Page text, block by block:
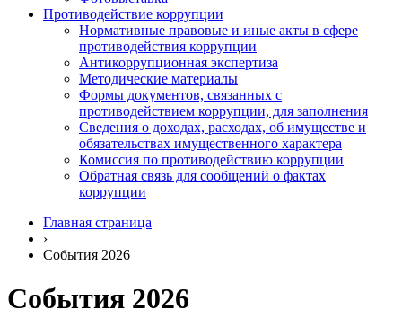
Противодействие коррупции
Нормативные правовые и иные акты в сфере
противодействия коррупции
Антикоррупционная экспертиза
Методические материалы
Формы документов, связанных с
противодействием коррупции, для заполнения
Сведения о доходах, расходах, об имуществе и
обязательствах имущественного характера
Комиссия по противодействию коррупции
Обратная связь для сообщений о фактах
коррупции
Главная страница
›
События 2026
События 2026